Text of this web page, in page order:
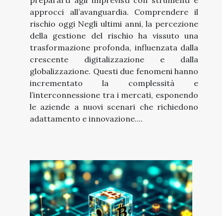
approcci all’avanguardia. Comprendere il
rischio oggi Negli ultimi anni, la percezione
della gestione del rischio ha vissuto una
trasformazione profonda, influenzata dalla
crescente digitalizzazione e dalla
globalizzazione. Questi due fenomeni hanno
incrementato la complessità e
l’interconnessione tra i mercati, esponendo
le aziende a nuovi scenari che richiedono
adattamento e innovazione....